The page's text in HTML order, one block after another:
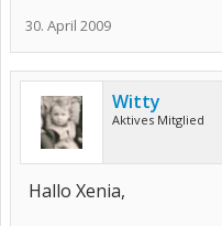
30. April 2009
Witty
Aktives Mitglied
Hallo Xenia,